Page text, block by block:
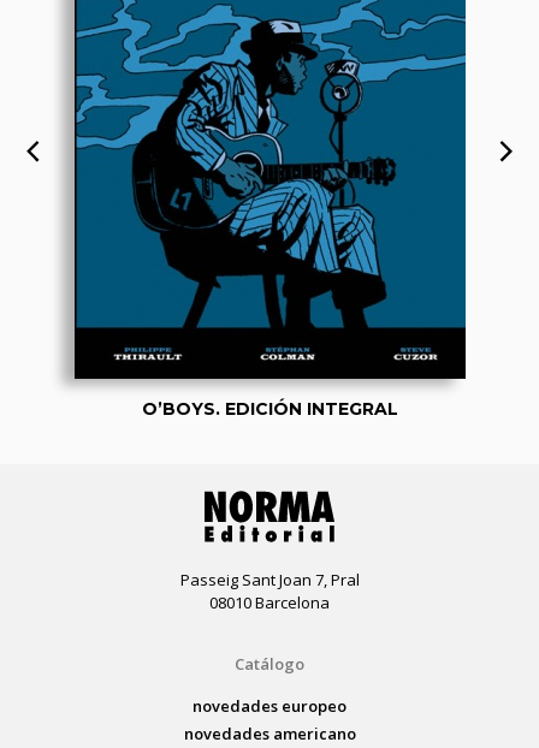
O’BOYS. EDICIÓN INTEGRAL
Passeig Sant Joan 7, Pral
08010 Barcelona
Catálogo
novedades europeo
novedades americano